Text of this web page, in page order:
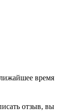
время
отзыв, вы